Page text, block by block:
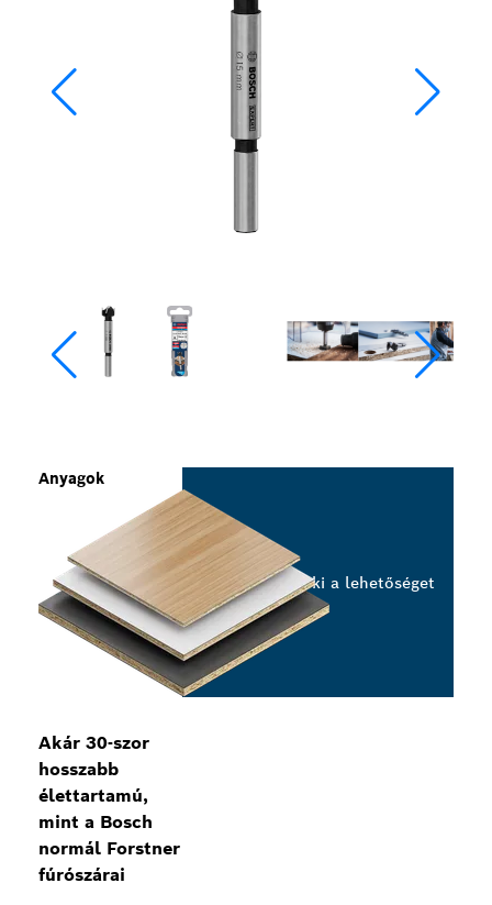
Akár 30-szor
hosszabb
élettartamú,
mint a Bosch
normál Forstner
fúrószárai
Anyagok
Válassza ki a lehetőséget